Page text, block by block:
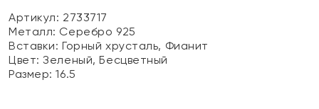
Артикул: 2733717
Металл: Серебро 925
Вставки:Горный хрусталь, Фианит
Цвет:Зеленый, Бесцветный
Размер:16.5